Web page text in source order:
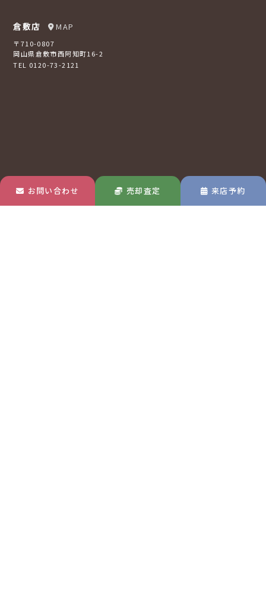
お問い合わせ 売却査定 来店予約
倉敷店 MAP
〒710-0807
岡山県倉敷市西阿知町16-2
TEL 0120-73-2121